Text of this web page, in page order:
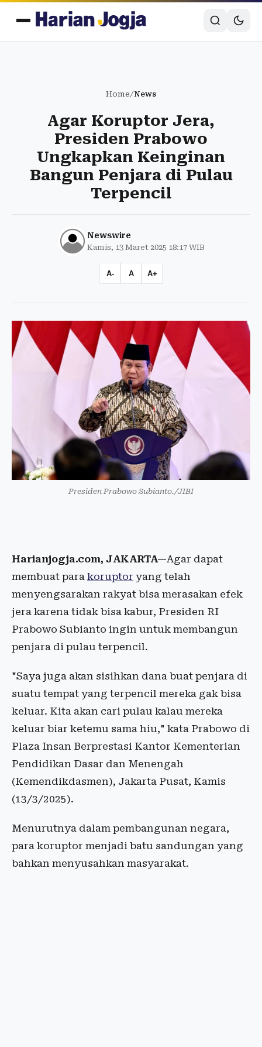
Home/News
Agar Koruptor Jera,
Presiden Prabowo
Ungkapkan Keinginan
Bangun Penjara di Pulau
Terpencil
Newswire
Kamis, 13 Maret 2025 18:17 WIB
A- A A+
Presiden Prabowo Subianto./JIBI
Harianjogja.com, JAKARTA—Agar dapat
membuat para koruptor yang telah
menyengsarakan rakyat bisa merasakan efek
jera karena tidak bisa kabur, Presiden RI
Prabowo Subianto ingin untuk membangun
penjara di pulau terpencil.
"Saya juga akan sisihkan dana buat penjara di
suatu tempat yang terpencil mereka gak bisa
keluar. Kita akan cari pulau kalau mereka
keluar biar ketemu sama hiu," kata Prabowo di
Plaza Insan Berprestasi Kantor Kementerian
Pendidikan Dasar dan Menengah
(Kemendikdasmen), Jakarta Pusat, Kamis
(13/3/2025).
Menurutnya dalam pembangunan negara,
para koruptor menjadi batu sandungan yang
bahkan menyusahkan masyarakat.